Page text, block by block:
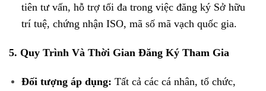
tiên tư vấn, hỗ trợ tối đa trong việc đăng ký Sở hữu
trí tuệ, chứng nhận ISO, mã số mã vạch quốc gia.
5. Quy Trình Và Thời Gian Đăng Ký Tham Gia
Đối tượng áp dụng: Tất cả các cá nhân, tổ chức,